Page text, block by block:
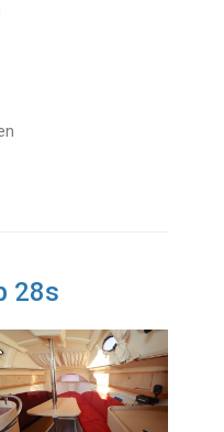
28s